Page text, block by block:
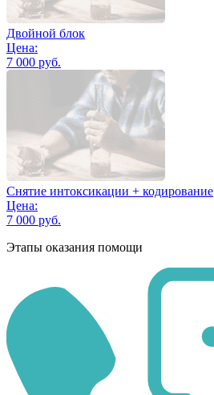
Двойной блок
Цена:
7 000 руб.
Снятие интоксикации + кодирование
Цена:
7 000 руб.
Этапы оказания помощи